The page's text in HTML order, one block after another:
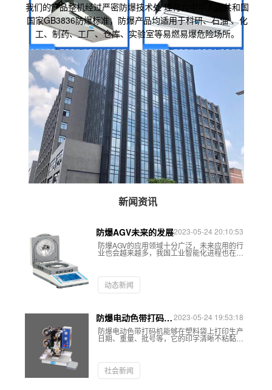
我们的产品整机经过严密防爆技术处 理符合中华人民共和国
国家GB3836防爆标准，防爆产品均适用于科研、石油 、化
工、制药、工厂、仓库、实验室等易燃易爆危险场所。
防爆多联机室内机-两面出风
嵌入机
防爆多联机室内机- 一面出风
嵌入机D
新闻资讯
防爆AGV未来的发展2023-05-24 20:10:53
防爆AGV的应用领域十分广泛，未来应用的行
业也会越来越多，我国工业智能化进程也在加
快。目前所应用的行业包括：物流、仓储、车
和食品等等各种类型行业中。未来防爆AGV的
潜力和发展空间会更大，应用的领域也会更加
的广泛。
动态新闻
防爆电动色带打码机
出现故障应如何处
理？
2023-05-24 19:53:18
防爆电动色带打码机能够在塑料袋上打印生产
日期、重量、批号等，它的印字清晰不粘黏，
换字也方便，还能够和生产线配套运行，因此
社会新闻